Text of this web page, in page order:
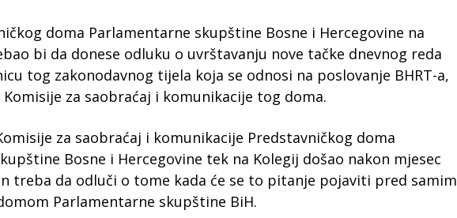
doma Parlamentarne skupštine Bosne i Hercegovine na
bi da donese odluku o uvrštavanju nove tačke dnevnog reda
tog zakonodavnog tijela koja se odnosi na poslovanje BHRT-a,
za saobraćaj i komunikacije tog doma.
za saobraćaj i komunikacije Predstavničkog doma
Bosne i Hercegovine tek na Kolegij došao nakon mjesec
treba da odluči o tome kada će se to pitanje pojaviti pred samim
Parlamentarne skupštine BiH.